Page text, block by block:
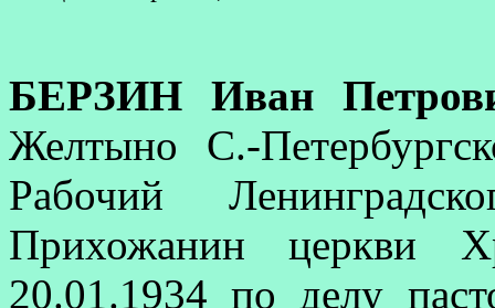
БЕРЗИН Иван
Желтыно С.-
Рабочий
Прихожанин церкви
20.01.1934 по делу